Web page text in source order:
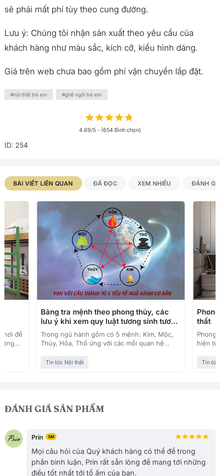
sẽ phải mất phí tùy theo cung đường.
Lưu ý: Chúng tôi nhận sản xuất theo yêu cầu của
khách hàng như màu sắc, kích cỡ, kiểu hình dáng.
Giá trên web chưa bao gồm phí vận chuyển lắp đặt.
Danh mục liên quan
nội thất trẻ em ghế ngồi trẻ em
4.69/5 - (654 Bình chọn)
ID: 254
Bài viết Bài viết liên quan
BÀI VIẾT LIÊN QUAN ĐÃ ĐỌC XEM NHIỀU ĐÁNH
nơi để
vớ
Bảng tra mệnh theo phong thủy, các
lưu ý khi xem quy luật tương sinh tương
khác
Trong ngũ hành gồm có 5 mệnh: Kim, Mộc,
Thủy, Hỏa, Thổ ứng với các mối quan hệ
đến nhau. Mỗi mệnh lại gồm các cung như:
ăn, tuổi kết duyên vợ chồng, xem ngày giờ
tốt xấu, xem hướng nhà, lựa chọ
Tin tức Nội thất
thất
Phong
hiện từ
sống
Tin
ĐÁNH GIÁ SẢN PHẨM
Prin SM
Mọi câu hỏi của Quý khách hàng có thể để trong
phần bình luận, Prin rất sẵn lòng để mang tới những
điều tốt nhất tới tổ ấm của bạn.